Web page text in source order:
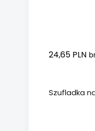
24,65 PLN
Szufladka